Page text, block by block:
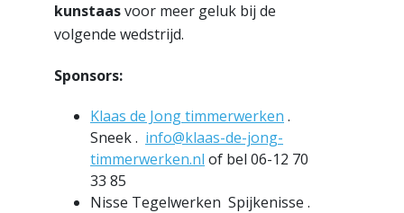
kunstaasvoor meer geluk bij de
volgende wedstrijd.
Sponsors:
Klaas de Jong timmerwerken .
Sneek . info@klaas-de-jong-
timmerwerken.nl of bel 06-12 70
33 85
Nisse Tegelwerken Spijkenisse .